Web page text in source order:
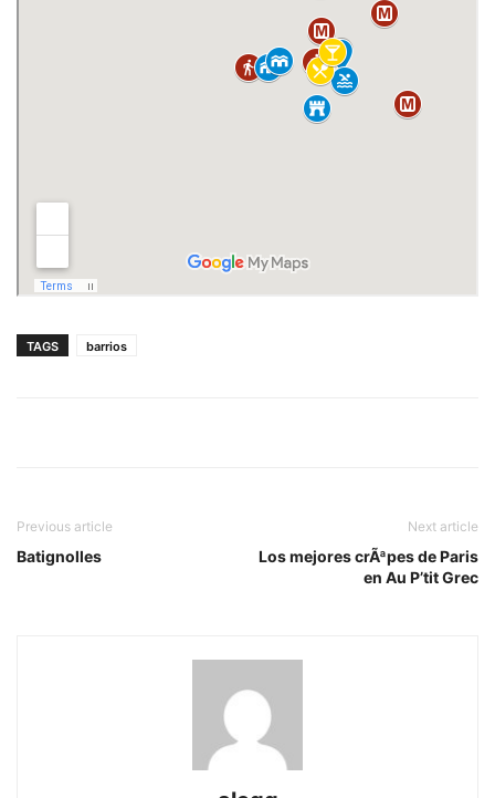
TAGS barrios
Previous article
Batignolles
Next article
Los mejores crÃªpes de Paris
en Au P’tit Grec